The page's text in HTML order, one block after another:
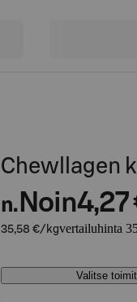
Chewllagen
n. Noin4,27
35,58 €/kgvertailuhinta
Valitse